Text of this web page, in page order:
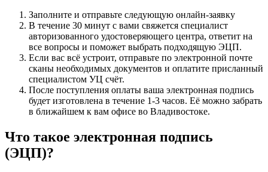
Заполните и отправьте следующую онлайн-заявку
В течение 30 минут с вами свяжется специалист
авторизованного удостоверяющего центра, ответит на
все вопросы и поможет выбрать подходящую ЭЦП.
Если вас всё устроит, отправьте по электронной почте
сканы необходимых документов и оплатите присланный
специалистом УЦ счёт.
После поступления оплаты ваша электронная подпись
будет изготовлена в течение 1-3 часов. Её можно забрать
в ближайшем к вам офисе во Владивостоке.
Что такое электронная подпись
(ЭЦП)?